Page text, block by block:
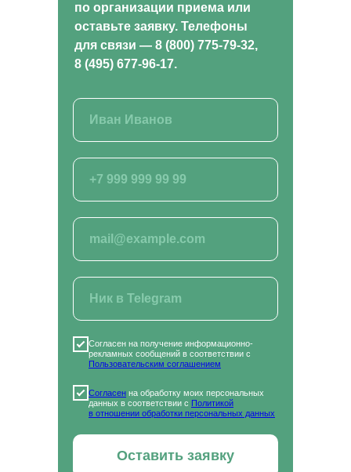
по организации приема или
оставьте заявку. Телефоны
для связи — 8 (800) 775-79-32,
8 (495) 677-96-17.
Согласен на получение информационно-
рекламных сообщений в соответствии с
Пользовательским соглашением
Согласен на обработку моих персональных
данных в соответствии с Политикой
в отношении обработки персональных данных
Оставить заявку
Как проходит обучение
Истории успеха
ДОКУМЕНТЫ
Правовая информация
СКАЧИВАЙТЕ НАШЕ МОБИЛЬНОЕ
ПРИЛОЖЕНИЕ
Наша образовательная платформа и мобильное
приложение разработаны нашим партнером - ООО